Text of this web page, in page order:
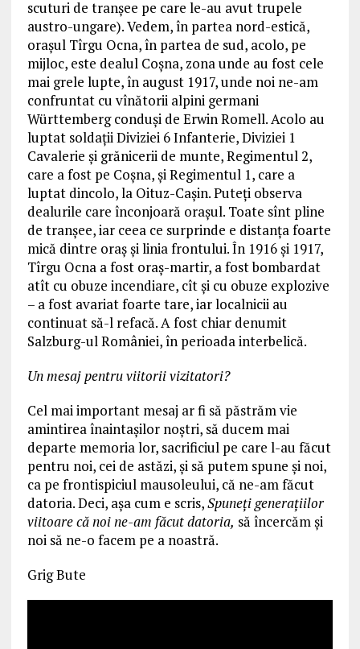
scuturi de tranșee pe care le-au avut trupele
austro-ungare). Vedem, în partea nord-estică,
orașul Tîrgu Ocna, în partea de sud, acolo, pe
mijloc, este dealul Coșna, zona unde au fost cele
mai grele lupte, în august 1917, unde noi ne-am
confruntat cu vînătorii alpini germani
Württemberg conduși de Erwin Romell. Acolo au
luptat soldații Diviziei 6 Infanterie, Diviziei 1
Cavalerie și grănicerii de munte, Regimentul 2,
care a fost pe Coșna, și Regimentul 1, care a
luptat dincolo, la Oituz-Cașin. Puteți observa
dealurile care înconjoară orașul. Toate sînt pline
de tranșee, iar ceea ce surprinde e distanța foarte
mică dintre oraș și linia frontului. În 1916 și 1917,
Tîrgu Ocna a fost oraș-martir, a fost bombardat
atît cu obuze incendiare, cît și cu obuze explozive
– a fost avariat foarte tare, iar localnicii au
continuat să-l refacă. A fost chiar denumit
Salzburg-ul României, în perioada interbelică.
Un mesaj pentru viitorii vizitatori?
Cel mai important mesaj ar fi să păstrăm vie
amintirea înaintașilor noștri, să ducem mai
departe memoria lor, sacrificiul pe care l-au făcut
pentru noi, cei de astăzi, și să putem spune și noi,
ca pe frontispiciul mausoleului, că ne-am făcut
datoria. Deci, așa cum e scris,Spuneți generațiilor
viitoare că noi ne-am făcut datoria, să încercăm și
noi să ne-o facem pe a noastră.
Grig Bute